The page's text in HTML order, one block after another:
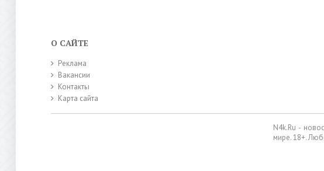
О САЙТЕ
Реклама
Вакансии
Контакты
Карта сайта
N4k.Ru -
мире. 18+.